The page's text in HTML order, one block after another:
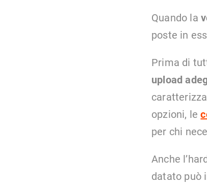
Quando la
poste in
Prima di
upload
opzioni, le
per chi
Anche
datato può